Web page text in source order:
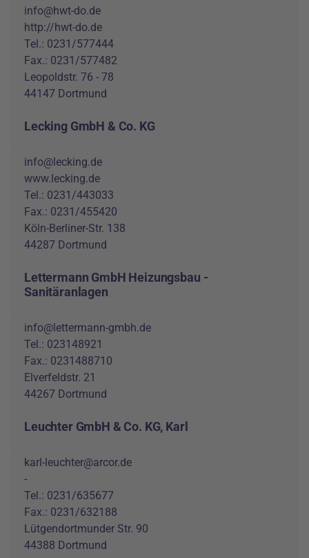
info@hwt-do.de
http://hwt-do.de
Tel.: 0231/577444
Fax.: 0231/577482
Leopoldstr. 76 - 78
44147 Dortmund
Lecking GmbH & Co. KG
info@lecking.de
www.lecking.de
Tel.: 0231/443033
Fax.: 0231/455420
Köln-Berliner-Str. 138
44287 Dortmund
Lettermann GmbH Heizungsbau -
Sanitäranlagen
info@lettermann-gmbh.de
Tel.: 023148921
Fax.: 0231488710
Elverfeldstr. 21
44267 Dortmund
Leuchter GmbH & Co. KG, Karl
karl-leuchter@arcor.de
-
Tel.: 0231/635677
Fax.: 0231/632188
Lütgendortmunder Str. 90
44388 Dortmund